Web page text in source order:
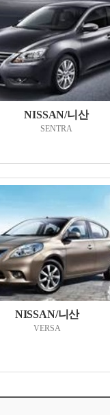
NISSAN/니산
SENTRA
NISSAN/니산
VERSA